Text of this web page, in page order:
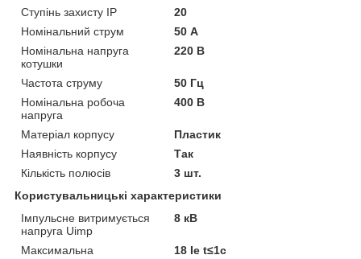
Ступінь захисту IP
20
Номінальний струм
50 А
Номінальна напруга
котушки
220 В
Частота струму
50 Гц
Номінальна робоча
напруга
400 В
Матеріал корпусу
Пластик
Наявність корпусу
Так
Кількість полюсів
3 шт.
Користувальницькі характеристики
Імпульсне витримується
напруга Uimp
8 кВ
Максимальна
18 Ie t≤1c